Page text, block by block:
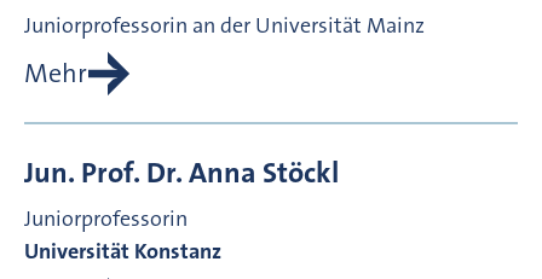
Juniorprofessorin an der Universität Mainz
Mehr
Jun. Prof. Dr.Anna Stöckl
Juniorprofessorin
Universität Konstanz